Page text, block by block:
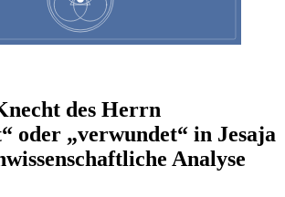
des Herrn
oder „verwundet“ in Jesaja
Analyse